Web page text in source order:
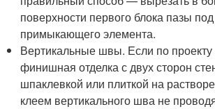
поверхности первого блока пазы
примыкающего элемента.
Вертикальные швы. Если по
финишная отделка с двух сторон
шпаклевкой или плиткой на
клеем вертикального шва не